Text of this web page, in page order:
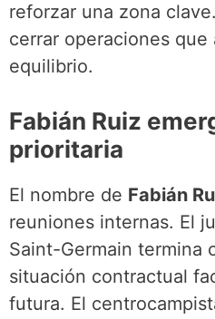
reforzar una zona
cerrar operaciones
equilibrio.
Fabián Ruiz
prioritaria
El nombre de Fabián
reuniones internas. El
Saint-Germain termina
situación contractual
futura. El